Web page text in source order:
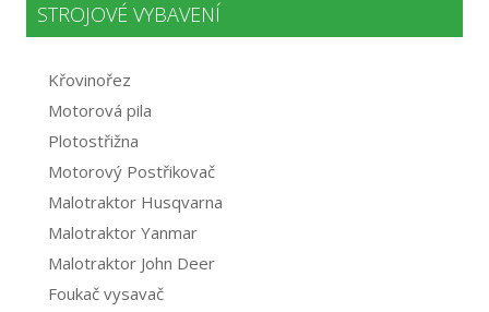
STROJOVÉ VYBAVENÍ
Křovinořez
Motorová pila
Plotostřižna
Motorový Postřikovač
Malotraktor Husqvarna
Malotraktor Yanmar
Malotraktor John Deer
Foukač vysavač